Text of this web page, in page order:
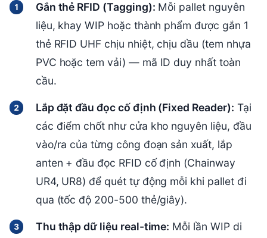
Gắn thẻ RFID (Tagging): Mỗi pallet nguyên
liệu, khay WIP hoặc thành phẩm được gắn 1
thẻ RFID UHF chịu nhiệt, chịu dầu (tem nhựa
PVC hoặc tem vải) — mã ID duy nhất toàn
cầu.
Lắp đặt đầu đọc cố định (Fixed Reader): Tại
các điểm chốt như cửa kho nguyên liệu, đầu
vào/ra của từng công đoạn sản xuất, lắp
anten + đầu đọc RFID cố định (Chainway
UR4, UR8) để quét tự động mỗi khi pallet đi
qua (tốc độ 200-500 thẻ/giây).
Thu thập dữ liệu real-time: Mỗi lần WIP di